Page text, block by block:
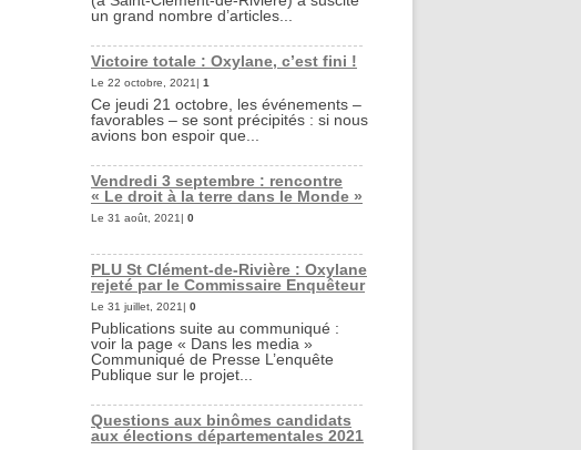
un grand nombre d’articles...
Victoire totale : Oxylane, c’est fini !
Le 22 octobre, 2021| 1
Ce jeudi 21 octobre, les événements –
favorables – se sont précipités : si nous
avions bon espoir que...
Vendredi 3 septembre : rencontre
« Le droit à la terre dans le Monde »
Le 31 août, 2021| 0
PLU St Clément-de-Rivière : Oxylane
rejeté par le Commissaire Enquêteur
Le 31 juillet, 2021| 0
Publications suite au communiqué :
voir la page « Dans les media »
Communiqué de Presse L’enquête
Publique sur le projet...
Questions aux binômes candidats
aux élections départementales 2021